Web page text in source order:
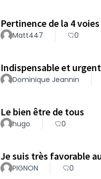
Pertinence de la 4 voies
Matt447 0
Indispensable et urgent
Dominique Jeannin
Le bien être de tous
hugo 0
Je suis très favorable
PIGNON 0